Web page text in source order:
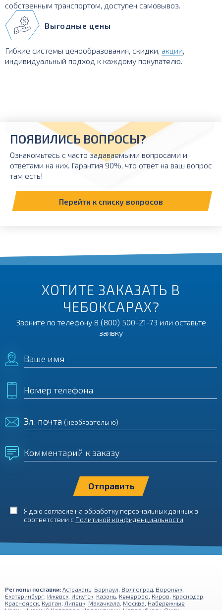
собственным транспортом, доступен самовывоз.
Выгодные цены
Гибкие системы ценообразования, скидки, акции,
индивидуальный подход к каждому покупателю.
ХОТИТЕ ЗАКАЗАТЬ В
ЧЕБОКСАРАХ?
Звоните по телефону 8 (800) 500-21-73 или оставьте
заявку
Ваше имя
Номер телефона
Эл. почта (необязательно)
Комментарий к заказу
Я даю согласие на обработку персональных данных в
соответствии с Политикой конфиденциальности
ПОЯВИЛИСЬ ВОПРОСЫ?
Ознакомьтесь с часто задаваемыми вопросами и
ответами на них. Гарантия 90%, что ответ на ваш вопрос
там есть!
Перейти к списку вопросов
Регионы поставки: Астрахань Барнаул Волгоград Воронеж
Екатеринбург Ижевск Иркутск Казань Кемерово Киров Краснодар
Красноярск Курган Липецк Махачкала Москва Набережные